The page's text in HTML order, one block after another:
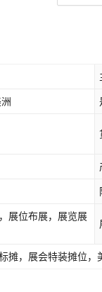
展位布展，展览展
摊，展会特装摊位